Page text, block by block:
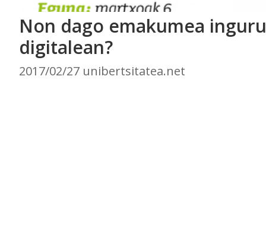
Non dago emakumea
digitalean?
2017/02/27 unibertsitatea.net